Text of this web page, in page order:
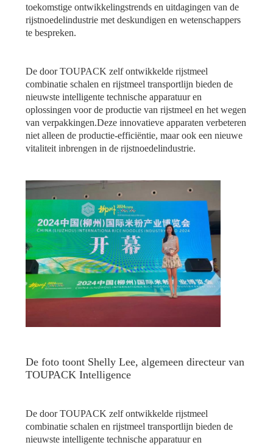
toekomstige ontwikkelingstrends en uitdagingen van de
rijstnoedelindustrie met deskundigen en wetenschappers
te bespreken.
De door TOUPACK zelf ontwikkelde rijstmeel
combinatie schalen en rijstmeel transportlijn bieden de
nieuwste intelligente technische apparatuur en
oplossingen voor de productie van rijstmeel en het wegen
van verpakkingen.Deze innovatieve apparaten verbeteren
niet alleen de productie-efficiëntie, maar ook een nieuwe
vitaliteit inbrengen in de rijstnoedelindustrie.
De foto toont Shelly Lee, algemeen directeur van
TOUPACK Intelligence
De door TOUPACK zelf ontwikkelde rijstmeel
combinatie schalen en rijstmeel transportlijn bieden de
nieuwste intelligente technische apparatuur en